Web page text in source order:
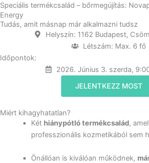
Speciális termékcsalád – bőrmegújítás:
Energy
Tudás, amit másnap már alkalmazni tudsz
Helyszín: 1162 Budapest,
Létszám: Max. 6 fő
Időpontok:
2026. Június 3. szerda,
JELENTKEZZ MOST
Miért kihagyhatatlan?
Két hiánypótló termékcsalád,
professzionális kozmetikából sem
Önállóan is kiválóan működnek,